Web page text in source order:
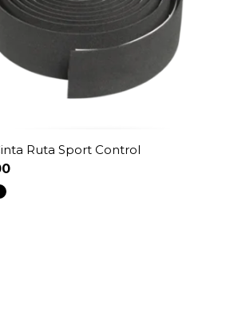
Ruta Sport Control